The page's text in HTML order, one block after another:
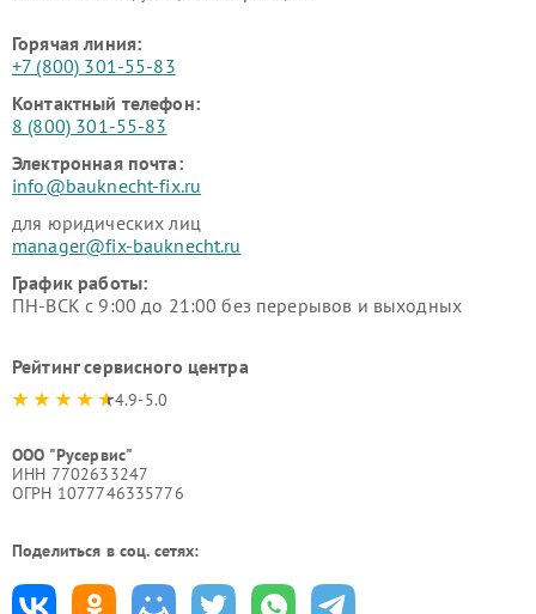
Горячая линия:
+7 (800) 301-55-83
Контактный телефон:
8 (800) 301-55-83
Электронная почта:
info@bauknecht-fix.ru
для юридических лиц
manager@fix-bauknecht.ru
График работы:
ПН-ВСК с 9:00 до 21:00 без перерывов и выходных
Рейтинг сервисного центра
4.9-5.0
ООО "Русервис"
ИНН 7702633247
ОГРН 1077746335776
Поделиться в соц. сетях: